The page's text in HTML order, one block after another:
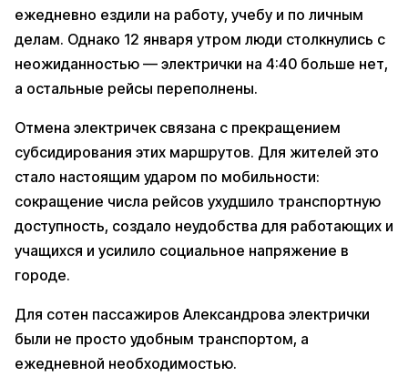
ежедневно ездили на работу, учебу и по личным
делам. Однако 12 января утром люди столкнулись с
неожиданностью — электрички на 4:40 больше нет,
а остальные рейсы переполнены.
Отмена электричек связана с прекращением
субсидирования этих маршрутов. Для жителей это
стало настоящим ударом по мобильности:
сокращение числа рейсов ухудшило транспортную
доступность, создало неудобства для работающих и
учащихся и усилило социальное напряжение в
городе.
Для сотен пассажиров Александрова электрички
были не просто удобным транспортом, а
ежедневной необходимостью.